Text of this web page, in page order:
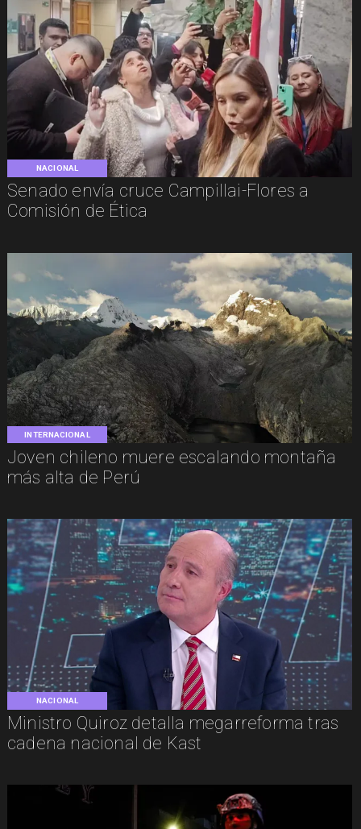
NACIONAL
Senado envía cruce Campillai-Flores a
Comisión de Ética
INTERNACIONAL
Joven chileno muere escalando montaña
más alta de Perú
NACIONAL
Ministro Quiroz detalla megarreforma tras
cadena nacional de Kast